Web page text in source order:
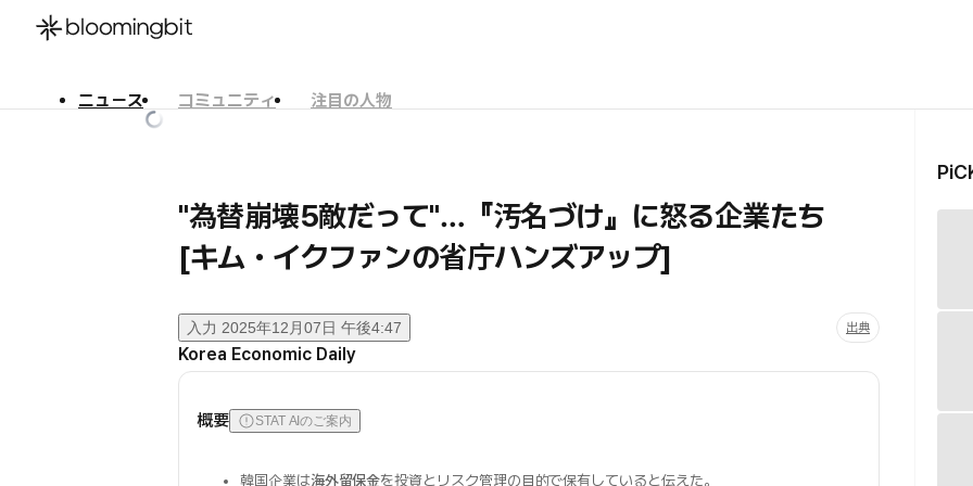
ニュース コミュニティ
注目の人物
"為替崩壊5敵だって"…『汚名づけ』に怒る企業たち
[キム・イクファンの省庁ハンズアップ]
入力 2025年12月07日 午後4:47 出典
Korea Economic Daily
概要 STAT AIのご案内
韓国企業は海外留保金を投資とリスク管理の目的で保有していると伝えた。